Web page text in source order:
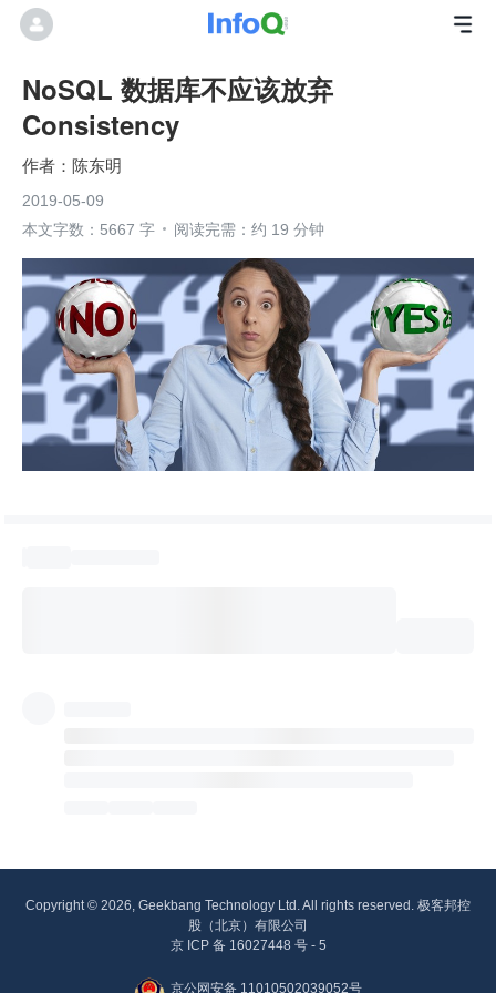
NoSQL 数据库不应该放弃
Consistency
陈东明
2019-05-09
本文字数：5667 字
阅读完需：约 19 分钟
Copyright © 2026, Geekbang Technology Ltd. All rights reserved. 极客邦控
股（北京）有限公司
京 ICP 备 16027448 号 - 5
京公网安备 11010502039052号